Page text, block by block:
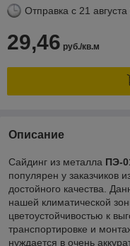
Отправка с 21
29,46 руб./кв.м
Описание
Сайдинг из металла ПЭ-
популярен у заказчиков
достойного качества.
нашей климатической
цветоустойчивостью к
транспортировке и
нуждается в очень